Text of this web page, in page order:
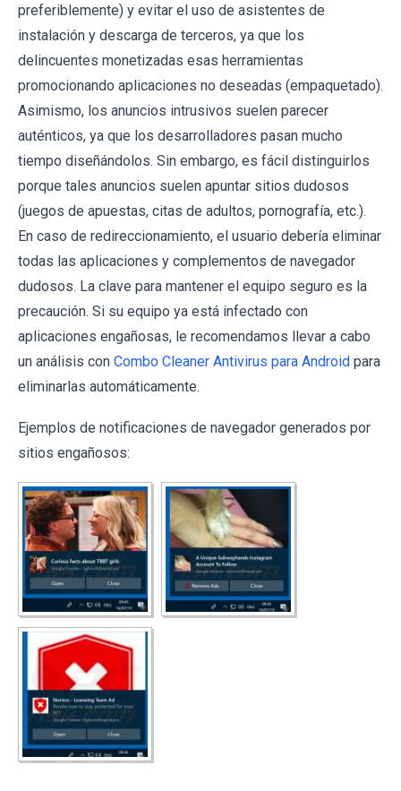
preferiblemente) y evitar el uso de asistentes de
instalación y descarga de terceros, ya que los
delincuentes monetizadas esas herramientas
promocionando aplicaciones no deseadas (empaquetado).
Asimismo, los anuncios intrusivos suelen parecer
auténticos, ya que los desarrolladores pasan mucho
tiempo diseñándolos. Sin embargo, es fácil distinguirlos
porque tales anuncios suelen apuntar sitios dudosos
(juegos de apuestas, citas de adultos, pornografía, etc.).
En caso de redireccionamiento, el usuario debería eliminar
todas las aplicaciones y complementos de navegador
dudosos. La clave para mantener el equipo seguro es la
precaución. Si su equipo ya está infectado con
aplicaciones engañosas, le recomendamos llevar a cabo
un análisis con Combo Cleaner Antivirus para Android para
eliminarlas automáticamente.
Ejemplos de notificaciones de navegador generados por
sitios engañosos: